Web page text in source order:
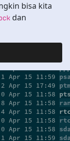
bisa kita
dan